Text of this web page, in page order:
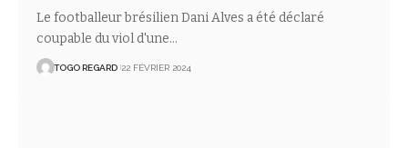
Le footballeur brésilien Dani Alves a été déclaré
coupable du viol d'une…
TOGO REGARD 22 FÉVRIER 2024